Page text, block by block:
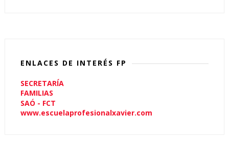
ENLACES DE INTERÉS FP
SECRETARÍA
FAMILIAS
SAÓ - FCT
www.escuelaprofesionalxavier.com